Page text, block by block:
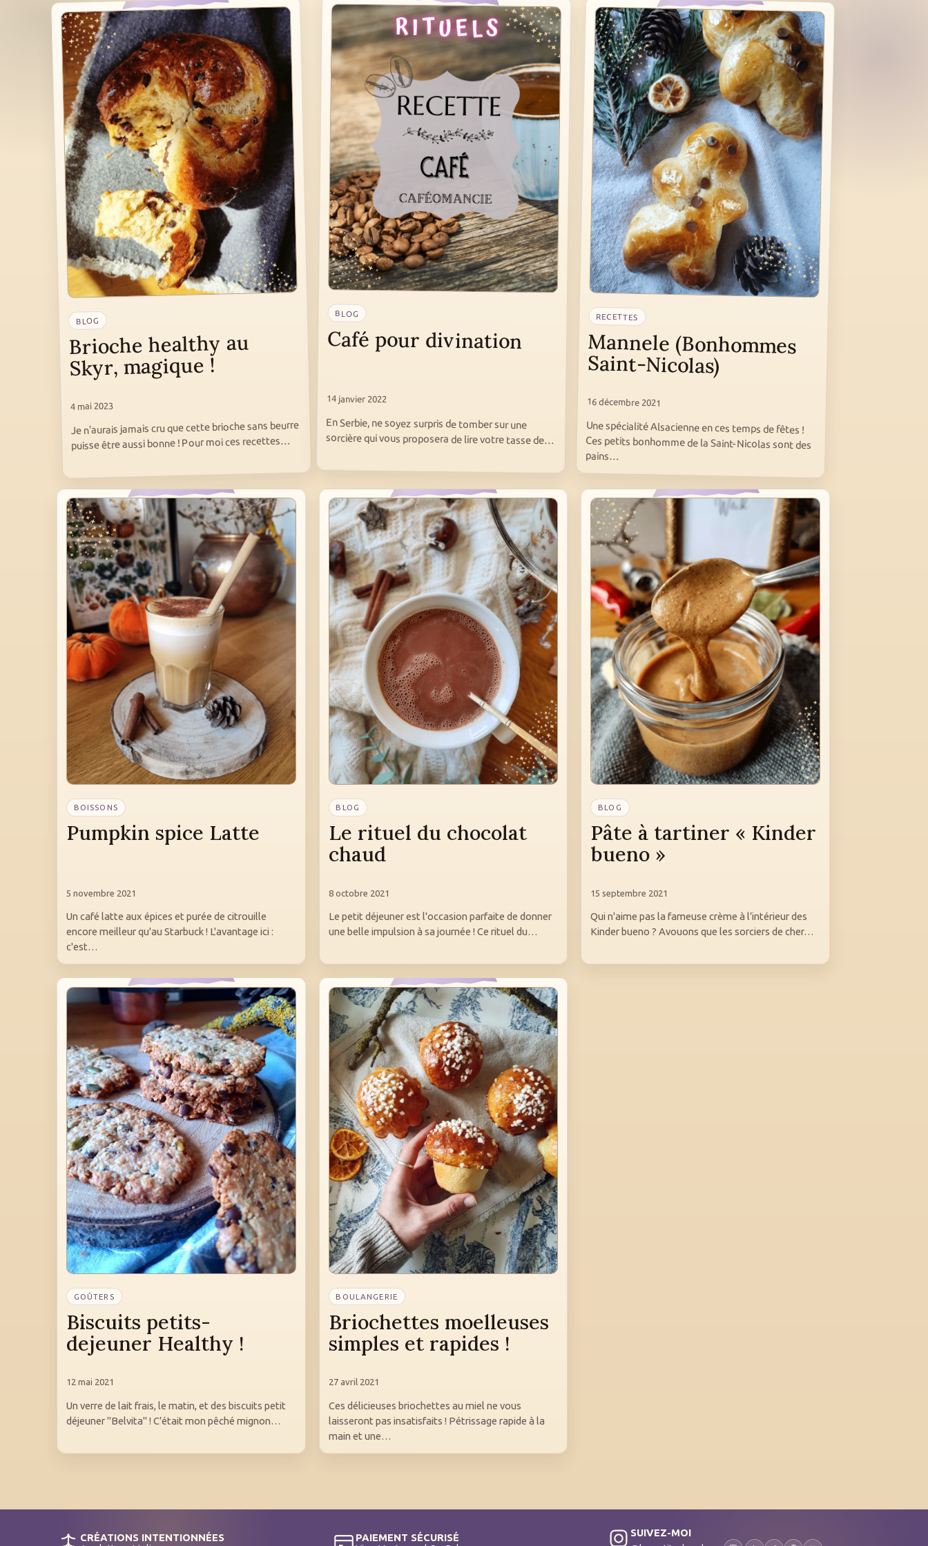
BLOG
Brioche healthy au
Skyr, magique !
4 mai 2023
Je n'aurais jamais cru que cette brioche sans beurre
puisse être aussi bonne ! Pour moi ces recettes…
BLOG
Café pour divination
14 janvier 2022
En Serbie, ne soyez surpris de tomber sur une
sorcière qui vous proposera de lire votre tasse de…
RECETTES
Mannele (Bonhommes
Saint-Nicolas)
16 décembre 2021
Une spécialité Alsacienne en ces temps de fêtes !
Ces petits bonhomme de la Saint-Nicolas sont des
pains…
BOISSONS
Pumpkin spice Latte
5 novembre 2021
Un café latte aux épices et purée de citrouille
encore meilleur qu'au Starbuck ! L'avantage ici :
c'est…
BLOG
Le rituel du chocolat
chaud
8 octobre 2021
Le petit déjeuner est l'occasion parfaite de donner
une belle impulsion à sa journée ! Ce rituel du…
BLOG
Pâte à tartiner « Kinder
bueno »
15 septembre 2021
Qui n'aime pas la fameuse crème à l’intérieur des
Kinder bueno ? Avouons que les sorciers de cher…
GOÛTERS
Biscuits petits-
dejeuner Healthy !
12 mai 2021
Un verre de lait frais, le matin, et des biscuits petit
déjeuner "Belvita" ! C’était mon pêché mignon…
BOULANGERIE
Briochettes moelleuses
simples et rapides !
27 avril 2021
Ces délicieuses briochettes au miel ne vous
laisseront pas insatisfaits ! Pétrissage rapide à la
main et une…
CRÉATIONS INTENTIONNÉES PAIEMENT SÉCURISÉ SUIVEZ-MOI